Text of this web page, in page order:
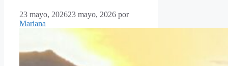
23 mayo, 202623 mayo, 2026 por
Mariana